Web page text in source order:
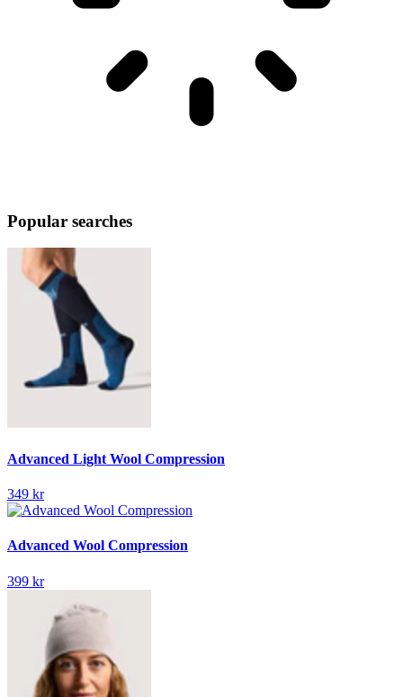
Popular searches
Advanced Light Wool Compression
349 kr
Advanced Wool Compression
399 kr